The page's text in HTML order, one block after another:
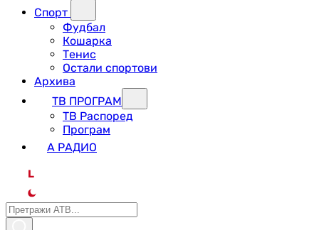
Спорт
Фудбал
Кошарка
Тенис
Остали спортови
Архива
ТВ ПРОГРАМ
ТВ Распоред
Програм
А РАДИО
L